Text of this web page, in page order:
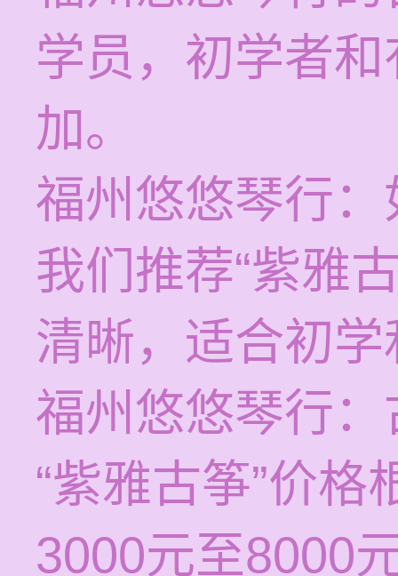
学员，初学者
加。
福州悠悠琴行
我们推荐“紫雅
清晰，适合初
福州悠悠琴行
“紫雅古筝”价
3000元至8000